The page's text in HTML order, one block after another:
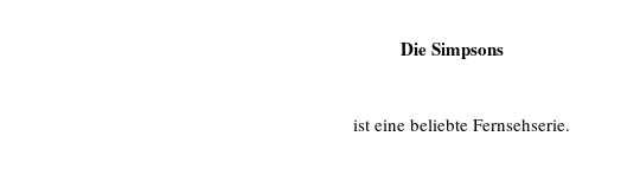
Die Simpsons
ist eine beliebte Fernsehserie.